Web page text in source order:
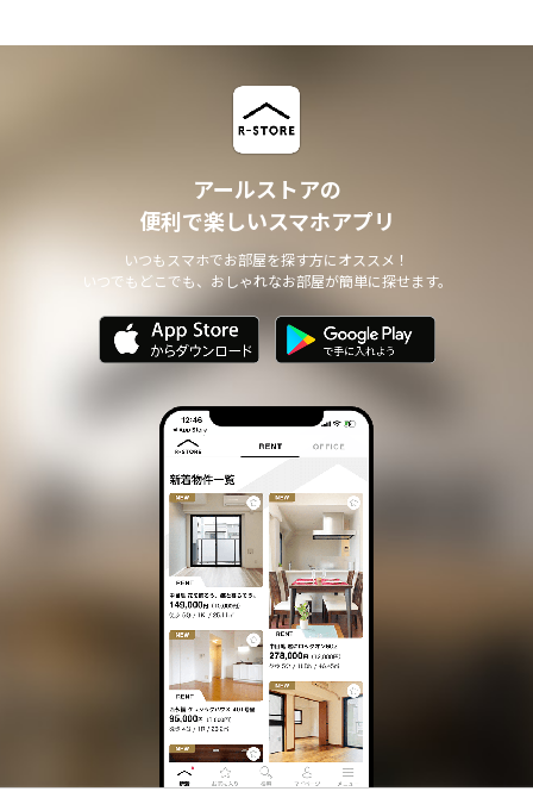
アールストアの
便利で楽しいスマホアプリ
いつもスマホでお部屋を探す方にオススメ！
いつでもどこでも、おしゃれなお部屋が簡単に探せます。